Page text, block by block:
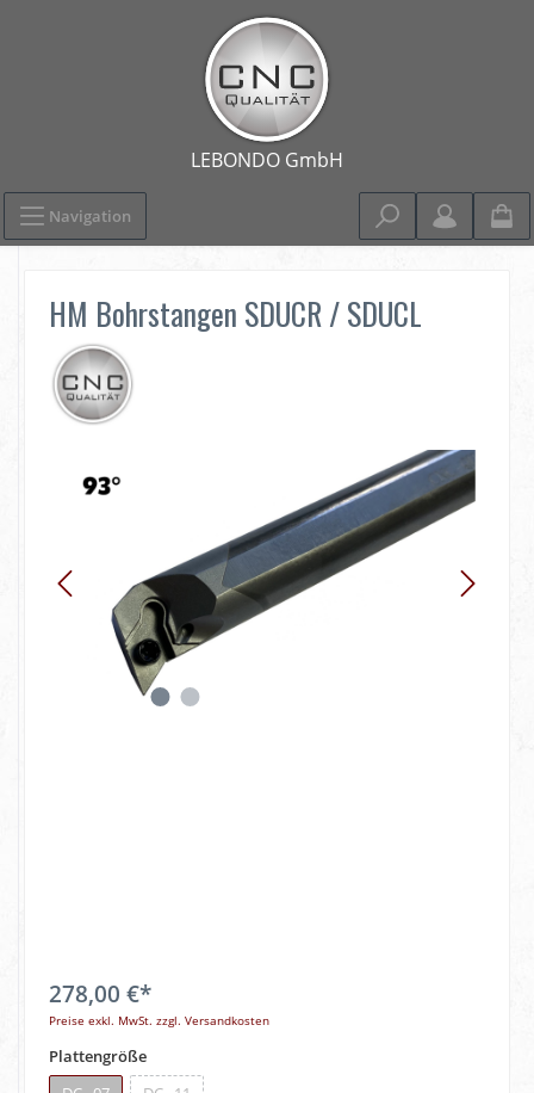
Navigation
HM Bohrstangen SDUCR / SDUCL
278,00 €*
Preise exkl. MwSt. zzgl. Versandkosten
Plattengröße